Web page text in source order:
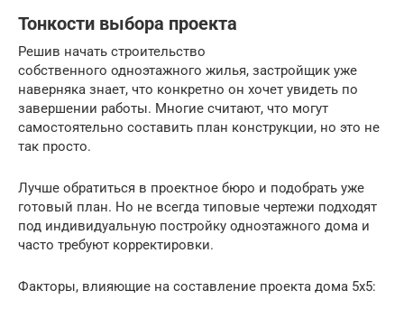
Тонкости выбора проекта
Решив начать строительство
собственного одноэтажного жилья, застройщик уже
наверняка знает, что конкретно он хочет увидеть по
завершении работы. Многие считают, что могут
самостоятельно составить план конструкции, но это не
так просто.
Лучше обратиться в проектное бюро и подобрать уже
готовый план. Но не всегда типовые чертежи подходят
под индивидуальную постройку одноэтажного дома и
часто требуют корректировки.
Факторы, влияющие на составление проекта дома 5х5: